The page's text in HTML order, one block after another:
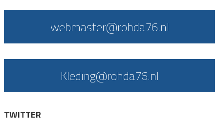
webmaster@rohda76.nl
Kleding@rohda76.nl
TWITTER